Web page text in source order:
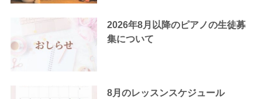
2026年8月以降のピアノの生徒募
集について
8月のレッスンスケジュール